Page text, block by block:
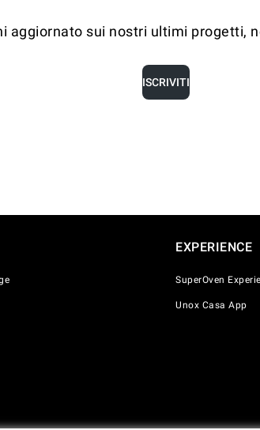
aggiornato sui nostri ultimi progetti,
ISCRIVITI
EXPERIENCE
SuperOven
Unox Casa App